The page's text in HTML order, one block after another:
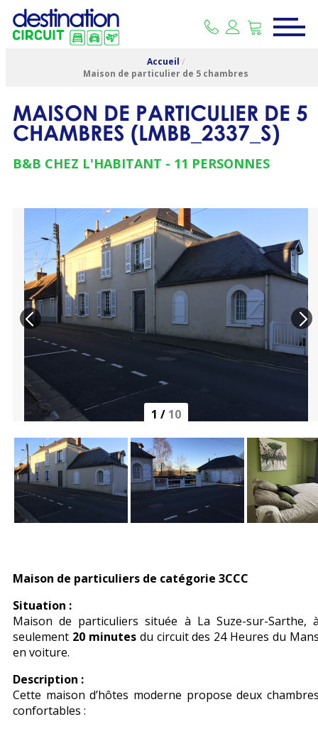
Accueil /
Maison de particulier de 5 chambres
MAISON DE PARTICULIER DE 5
CHAMBRES (LMBB_2337_S)
B&B CHEZ L'HABITANT 11 PERSONNES
1 / 10
Maison de particuliers de catégorie 3CCC
Situation :
Maison de particuliers située à La Suze-sur-Sarthe,
seulement 20 minutesdu circuit des 24 Heures du
en voiture.
Description :
Cette maison d’hôtes moderne propose deux
confortables :